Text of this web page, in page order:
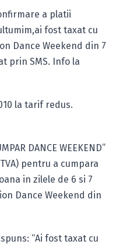
a platii
fost taxat cu
Dance Weekend din 7
prin SMS. Info la
la tarif redus.
DANCE WEEKEND”
pentru a cumpara
in zilele de 6 si 7
Dance Weekend din
“Ai fost taxat cu